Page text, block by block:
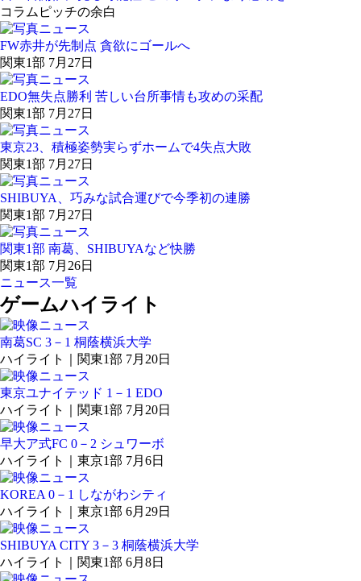
コラム ピッチの余白
FW赤井が先制点 貪欲にゴールへ
関東1部 7月27日
EDO無失点勝利 苦しい台所事情も攻めの采配
関東1部 7月27日
東京23、積極姿勢実らずホームで4失点大敗
関東1部 7月27日
SHIBUYA、巧みな試合運びで今季初の連勝
関東1部 7月27日
関東1部 南葛、SHIBUYAなど快勝
関東1部 7月26日
ニュース一覧
ゲームハイライト
南葛SC 3－1 桐蔭横浜大学
ハイライト｜関東1部 7月20日
東京ユナイテッド 1－1 EDO
ハイライト｜関東1部 7月20日
早大ア式FC 0－2 シュワーボ
ハイライト｜東京1部 7月6日
KOREA 0－1 しながわシティ
ハイライト｜東京1部 6月29日
SHIBUYA CITY 3－3 桐蔭横浜大学
ハイライト｜関東1部 6月8日